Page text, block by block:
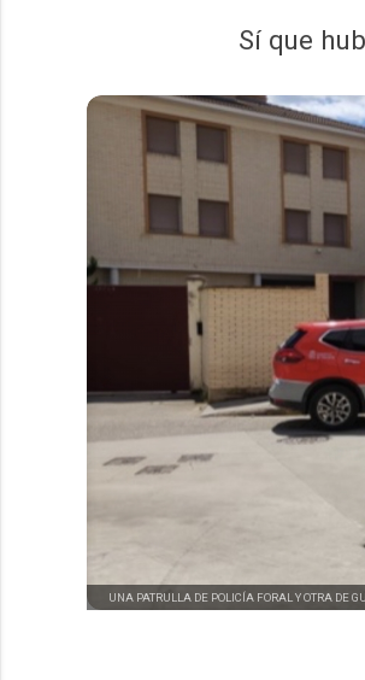
Sí que
UNA PATRULLA DE POLICÍA FORAL Y OTRA DE